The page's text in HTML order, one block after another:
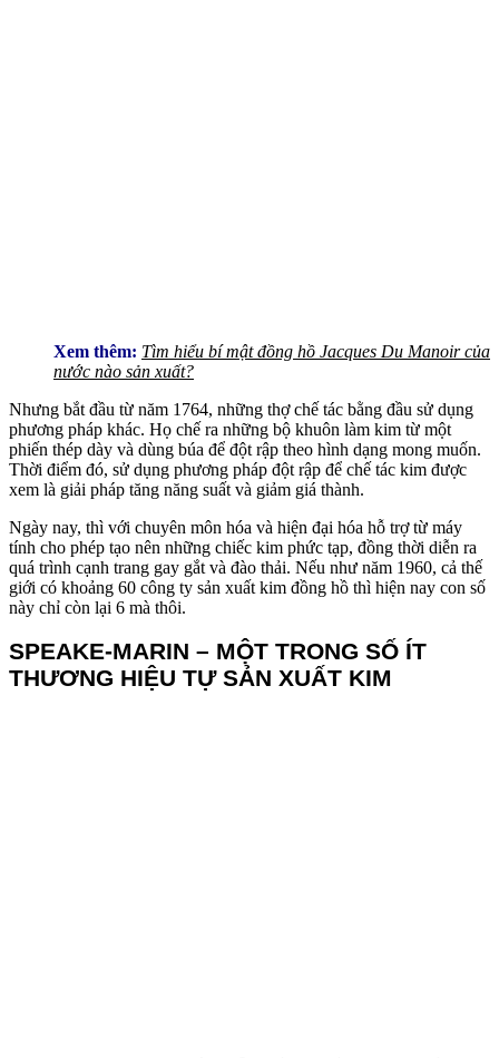
Xem thêm: Tìm hiểu bí mật đồng hồ Jacques Du Manoir của
nước nào sản xuất?
Nhưng bắt đầu từ năm 1764, những thợ chế tác bằng đầu sử dụng
phương pháp khác. Họ chế ra những bộ khuôn làm kim từ một
phiến thép dày và dùng búa để đột rập theo hình dạng mong muốn.
Thời điểm đó, sử dụng phương pháp đột rập để chế tác kim được
xem là giải pháp tăng năng suất và giảm giá thành.
Ngày nay, thì với chuyên môn hóa và hiện đại hóa hỗ trợ từ máy
tính cho phép tạo nên những chiếc kim phức tạp, đồng thời diễn ra
quá trình cạnh trang gay gắt và đào thải. Nếu như năm 1960, cả thế
giới có khoảng 60 công ty sản xuất kim đồng hồ thì hiện nay con số
này chỉ còn lại 6 mà thôi.
SPEAKE-MARIN – MỘT TRONG SỐ ÍT
THƯƠNG HIỆU TỰ SẢN XUẤT KIM